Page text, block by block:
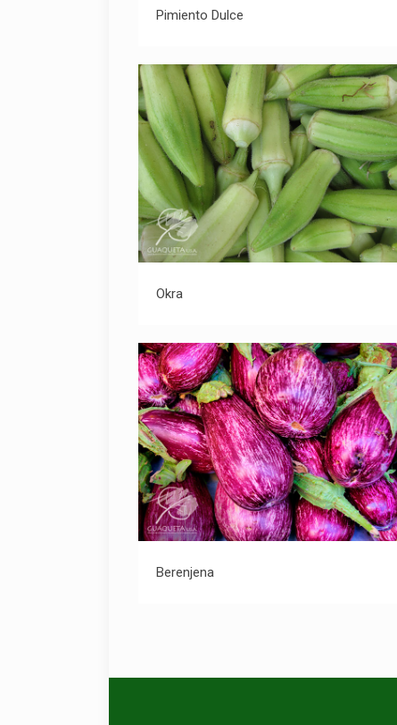
Pimiento Dulce
Pimiento Dulce
Okra
Berenjena